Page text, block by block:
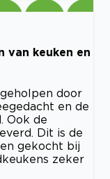
van keuken en
door
en de
Ook de
Dit is de
gekocht bij
zeker